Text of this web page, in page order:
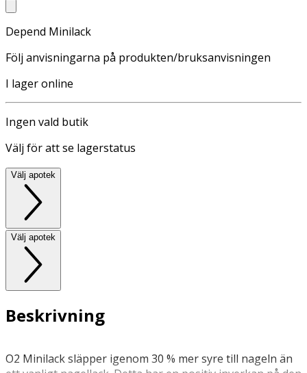
Depend Minilack
Följ anvisningarna på produkten/bruksanvisningen
I lager online
Ingen vald butik
Välj för att se lagerstatus
Välj apotek
Välj apotek
Beskrivning
O2 Minilack släpper igenom 30 % mer syre till nageln än